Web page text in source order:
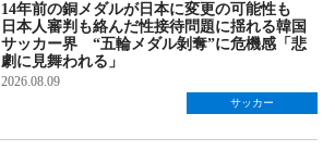
14年前の銅メダルが日本に変更の可能性も
日本人審判も絡んだ性接待問題に揺れる韓国
サッカー界 “五輪メダル剝奪”に危機感「悲
劇に見舞われる」
2026.08.09
サッカー